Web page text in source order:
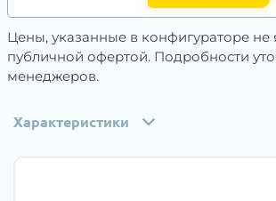
Цены, указанные в конфигураторе не
публичной офертой. Подробности
менеджеров.
Характеристики